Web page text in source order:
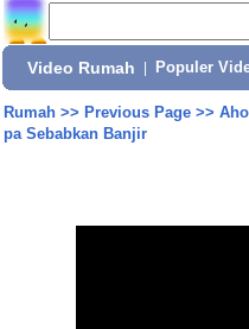
Video Rumah Populer
Rumah>> Previous Page>>
pa Sebabkan Banjir